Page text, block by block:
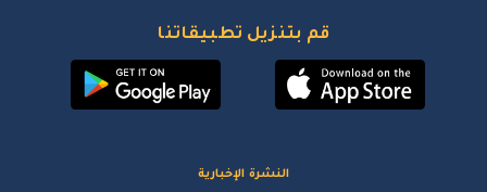
قم بتنزيل تطبيقاتنا
النشرة الإخبارية